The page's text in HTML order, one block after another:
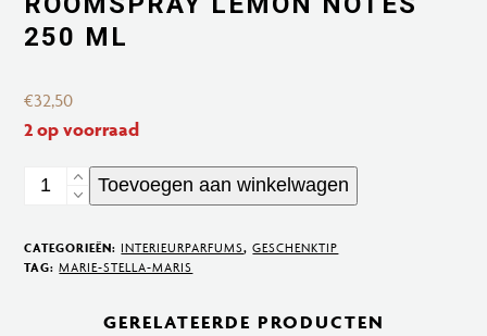
250 ML
€32,50
2 op voorraad
Roomspray
250
Toevoegen aan winkelwagen
CATEGORIEËN: INTERIEURPARFUMS,GESCHENKTIP
TAG:MARIE-STELLA-MARIS
GERELATEERDE PRODUCTEN